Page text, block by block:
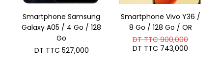
Smartphone Samsung
Galaxy A05 / 4 Go / 128
Go
DT TTC 527,000
Smartphone Vivo Y36 /
8 Go / 128 Go / OR
DT TTC900,000Le
DT TTC 743,000